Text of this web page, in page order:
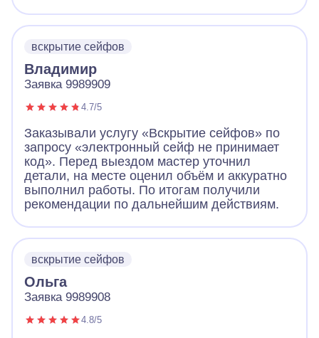
вскрытие сейфов
Владимир
Заявка 9989909
4.7/5
Заказывали услугу «Вскрытие сейфов» по
запросу «электронный сейф не принимает
код». Перед выездом мастер уточнил
детали, на месте оценил объём и аккуратно
выполнил работы. По итогам получили
рекомендации по дальнейшим действиям.
вскрытие сейфов
Ольга
Заявка 9989908
4.8/5